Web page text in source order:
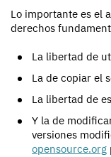
Lo importante es el
derechos
La libertad de
La de copiar el
La libertad de
Y la de
versiones
opensource.org